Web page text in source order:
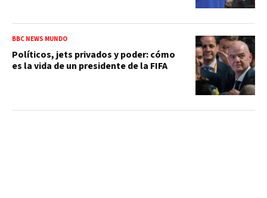
BBC NEWS MUNDO
Políticos, jets privados y poder: cómo
es la vida de un presidente de la FIFA